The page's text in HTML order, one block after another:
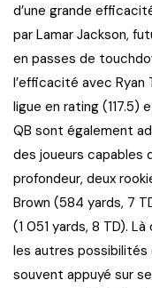
d’une grande
par Lamar Jackson,
en passes de
l’efficacité avec Ryan
ligue en rating (117.5)
QB sont également
des joueurs capables
profondeur, deux
Brown (584 yards, 7
(1 051 yards, 8 TD).
les autres possibilités
souvent appuyé sur